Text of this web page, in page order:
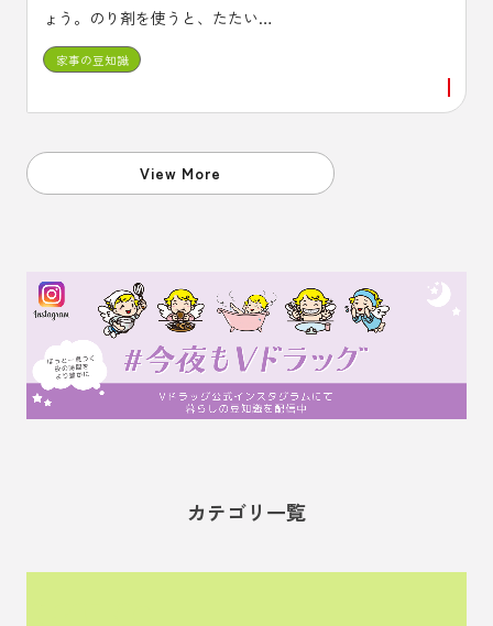
ょう。のり剤を使うと、たたいて
干すだけで、パリッと仕上がりま
す。家事の豆知識
View More
カテゴリ一覧